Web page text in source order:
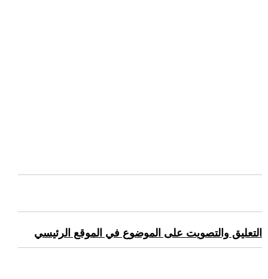
التعليق والتصويت على الموضوع في الموقع الرئيسي